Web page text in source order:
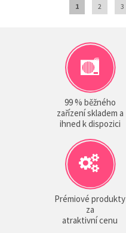
1 2 3
99 % běžného
zařízení skladem a
ihned k dispozici
Prémiové produkty
za
atraktivní cenu